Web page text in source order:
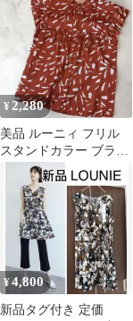
¥2,280
美品 ルーニィ フリル
スタンドカラー ブラウ
ス 総柄 ノースリーブ
ブラウン
¥4,800
新品タグ付き 定価